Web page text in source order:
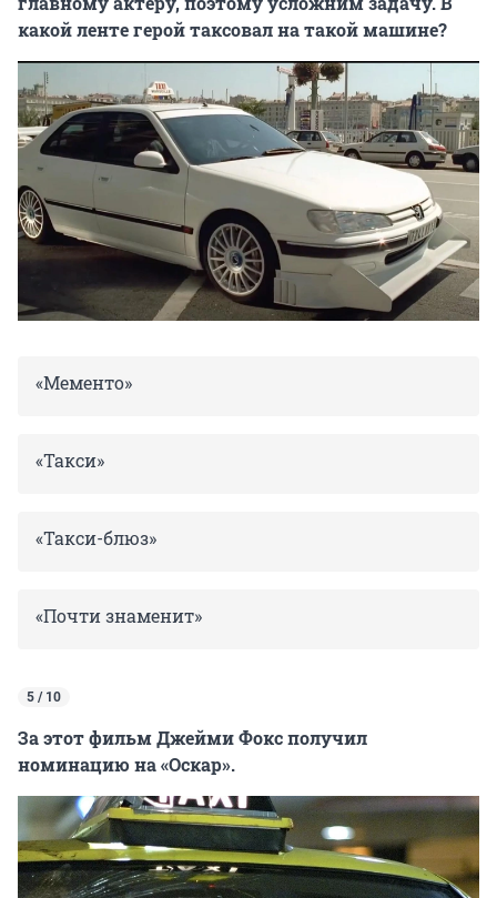
какой ленте герой таксовал на такой машине?
«Мементо»
«Такси»
«Такси-блюз»
«Почти знаменит»
5 / 10
За этот фильм Джейми Фокс получил
номинацию на «Оскар».